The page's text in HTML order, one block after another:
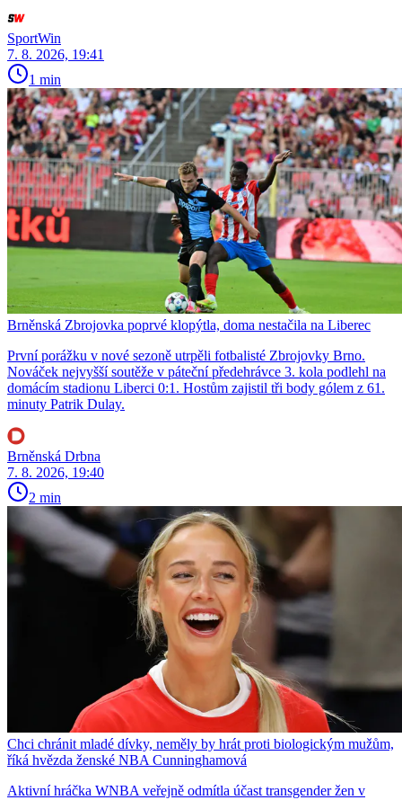
SportWin
7. 8. 2026, 19:41
1 min
Brněnská Zbrojovka poprvé klopýtla, doma nestačila na Liberec
První porážku v nové sezoně utrpěli fotbalisté Zbrojovky Brno.
Nováček nejvyšší soutěže v páteční předehrávce 3. kola podlehl na
domácím stadionu Liberci 0:1. Hostům zajistil tři body gólem z 61.
minuty Patrik Dulay.
Brněnská Drbna
7. 8. 2026, 19:40
2 min
Chci chránit mladé dívky, neměly by hrát proti biologickým mužům,
říká hvězda ženské NBA Cunninghamová
Aktivní hráčka WNBA veřejně odmítla účast transgender žen v